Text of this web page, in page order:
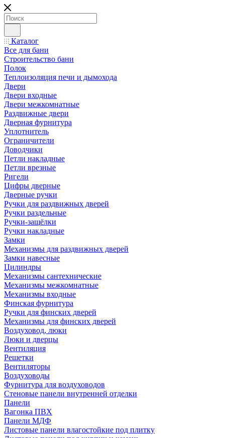
Каталог
Все для бани
Строительство бани
Полок
Теплоизоляция печи и дымохода
Двери
Двери входные
Двери межкомнатные
Раздвижные двери
Дверная фурнитура
Уплотнитель
Ограничители
Доводчики
Петли накладные
Петли врезные
Ригели
Цифры дверные
Дверные ручки
Ручки для раздвижных дверей
Ручки раздельные
Ручки-защёлки
Ручки накладные
Замки
Механизмы для раздвижных дверей
Замки навесные
Цилиндры
Механизмы сантехнические
Механизмы межкомнатные
Механизмы входные
Финская фурнитура
Ручки для финских дверей
Механизмы для финских дверей
Воздуховод, люки
Люки и дверцы
Вентиляция
Решетки
Вентиляторы
Воздуховоды
Фурнитура для воздуховодов
Стеновые панели внутренней отделки
Панели
Вагонка ПВХ
Панели МДФ
Листовые панели влагостойкие под плитку